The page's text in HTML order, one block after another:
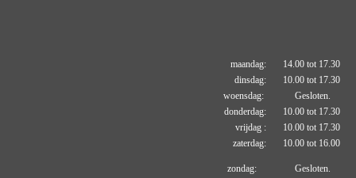
maandag: 14.00 tot 17.30
dinsdag: 10.00 tot 17.30
woensdag: Gesloten.
donderdag: 10.00 tot 17.30
vrijdag : 10.00 tot 17.30
zaterdag: 10.00 tot 16.00
zondag: Gesloten.